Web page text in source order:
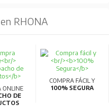
RHONA
ONLINE
DE
COMPRA FÁCIL Y
100% SEGURA